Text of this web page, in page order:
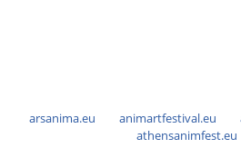
arsanima.eu animartfestival.eu
athensanimfest.eu